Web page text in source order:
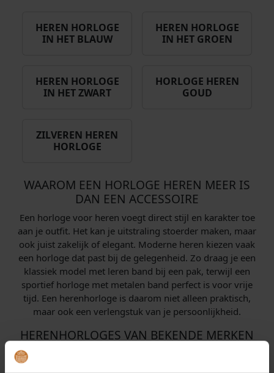
HEREN HORLOGE
IN HET BLAUW
HEREN HORLOGE
IN HET GROEN
HEREN HORLOGE
IN HET ZWART
HORLOGE HEREN
GOUD
ZILVEREN HEREN
HORLOGE
WAAROM EEN HORLOGE HEREN MEER IS
DAN EEN ACCESSOIRE
Een horloge voor heren voegt direct stijl en karakter toe
aan je outfit. Het kan je uitstraling stoerder maken, maar
ook juist zakelijk of elegant. Moderne heren kiezen vaak
een horloge dat past bij de gelegenheid. Zo draag je een
klassiek model met leren band bij een pak, terwijl een
sportief horloge met metalen band perfect is voor vrije
tijd. Een herenhorloge is daarom niet alleen praktisch,
maar ook een verlengstuk van je persoonlijkheid.
HERENHORLOGES VAN BEKENDE MERKEN
In de collectie vind je herenhorloges van internationale
topmerken. Ieder merk heeft zijn eigen kenmerken en